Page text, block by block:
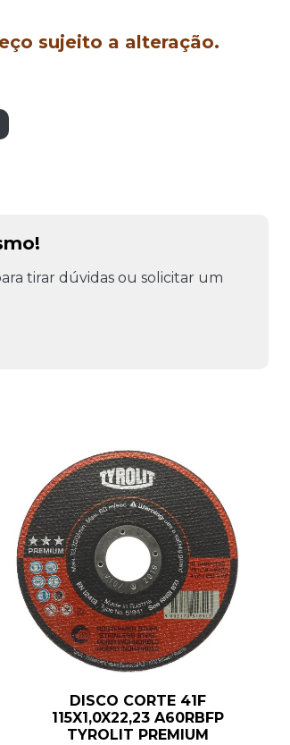
sujeito a alteração.
tirar dúvidas ou solicitar um
DISCO CORTE 41F
115X1,0X22,23 A60RBFP
TYROLIT PREMIUM